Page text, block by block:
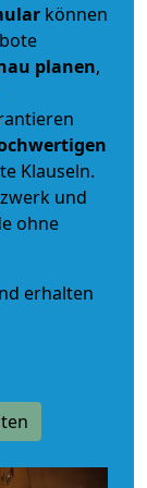
können
planen,
Klauseln.
und
ohne
erhalten